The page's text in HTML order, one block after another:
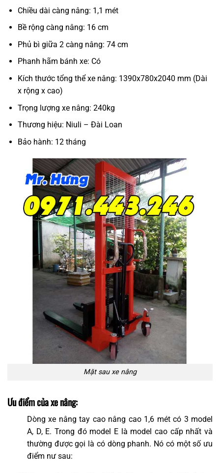
Chiều dài càng nâng: 1,1 mét
Bề rộng càng nâng: 16 cm
Phủ bì giữa 2 càng nâng: 74 cm
Phanh hãm bánh xe: Có
Kích thước tổng thể xe nâng: 1390x780x2040 mm (Dài
x rộng x cao)
Trọng lượng xe nâng: 240kg
Thương hiệu: Niuli – Đài Loan
Bảo hành: 12 tháng
Mặt sau xe nâng
Ưu điểm của xe nâng:
Dòng xe nâng tay cao nâng cao 1,6 mét có 3 model
A, D, E. Trong đó model E là model cao cấp nhất và
thường được gọi là có dòng phanh. Nó có một số ưu
điểm nư sau: